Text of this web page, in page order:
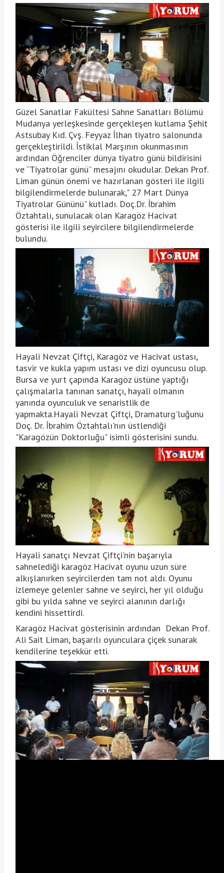
Güzel Sanatlar Fakültesi Sahne Sanatları Bölümü
Mudanya yerleşkesinde gerçekleşen kutlama Şehit
Astsubay Kıd. Çvş. Feyyaz İlhan tiyatro salonunda
gerçekleştirildi. İstiklal Marşının okunmasının
ardından Öğrenciler dünya tiyatro günü bildirisini
ve “Tiyatrolar günü” mesajını okudular. Dekan Prof.
Liman günün önemi ve hazırlanan gösteri ile ilgili
bilgilendirmelerde bulunarak," 27 Mart Dünya
Tiyatrolar Gününü" kutladı. Doç.Dr. İbrahim
Öztahtalı, sunulacak olan Karagöz Hacivat
gösterisi ile ilgili seyircilere bilgilendirmelerde
bulundu.
Hayali Nevzat Çiftçi, Karagöz ve Hacivat ustası,
tasvir ve kukla yapım ustası ve dizi oyuncusu olup.
Bursa ve yurt çapında Karagöz üstüne yaptığı
çalışmalarla tanınan sanatçı, hayali olmanın
yanında oyunculuk ve senaristlik de
yapmakta.Hayali Nevzat Çiftçi, Dramaturg'luğunu
Doç. Dr. İbrahim Öztahtalı'nın üstlendiği
"Karagözün Doktorluğu" isimli gösterisini sundu.
Hayali sanatçı Nevzat Çiftçi'nin başarıyla
sahnelediği karagöz Hacivat oyunu uzun süre
alkışlanırken seyircilerden tam not aldı. Oyunu
izlemeye gelenler sahne ve seyirci, her yıl olduğu
gibi bu yılda sahne ve seyirci alanının darlığı
kendini hissettirdi.
Karagöz Hacivat gösterisinin ardından Dekan Prof.
Ali Sait Liman, başarılı oyunculara çiçek sunarak
kendilerine teşekkür etti.